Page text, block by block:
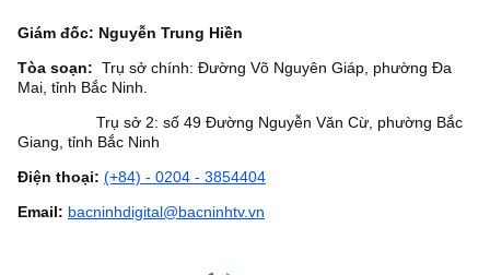
Giám đốc: Nguyễn Trung Hiền
Tòa soạn: Trụ sở chính: Đường Võ Nguyên Giáp, phường Đa
Mai, tỉnh Bắc Ninh.
Trụ sở 2: số 49 Đường Nguyễn Văn Cừ, phường Bắc
Giang, tỉnh Bắc Ninh
Điện thoại: (+84) - 0204 - 3854404
Email: bacninhdigital@bacninhtv.vn